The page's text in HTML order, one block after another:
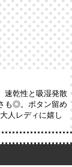
速乾性と吸湿発散
も◎。ボタン留め
人レディに嬉し